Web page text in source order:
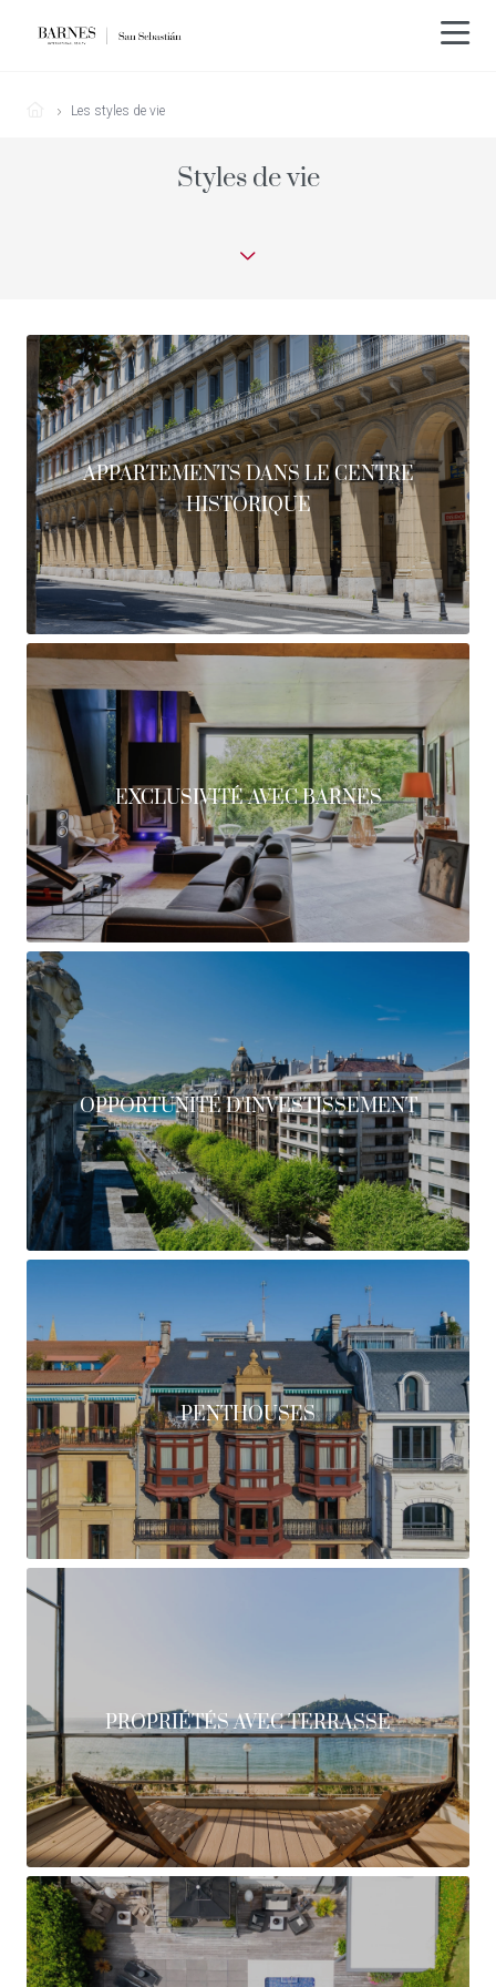
Les styles de vie
Styles de vie
APPARTEMENTS DANS LE CENTRE
HISTORIQUE
EXCLUSIVITÉ AVEC BARNES
OPPORTUNITÉ D'INVESTISSEMENT
PENTHOUSES
PROPRIÉTÉS AVEC TERRASSE